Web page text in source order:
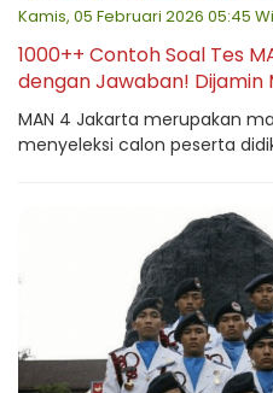
Kamis, 05 Februari 2026 05:45
1000++ Contoh Soal Tes
dengan Jawaban! Dijamin
MAN 4 Jakarta merupakan
menyeleksi calon peserta